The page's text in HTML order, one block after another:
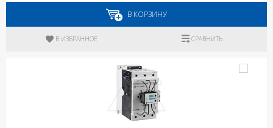
В КОРЗИНУ
В ИЗБРАННОЕ СРАВНИТЬ